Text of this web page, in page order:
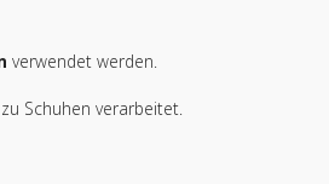
verwendet werden.
Schuhen verarbeitet.